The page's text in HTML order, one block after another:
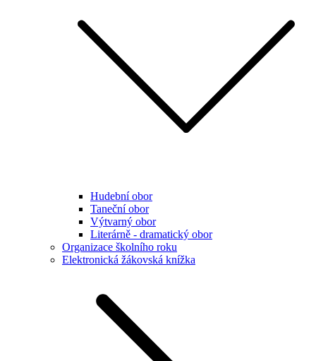
Hudební obor
Taneční obor
Výtvarný obor
Literárně - dramatický obor
Organizace školního roku
Elektronická žákovská knížka